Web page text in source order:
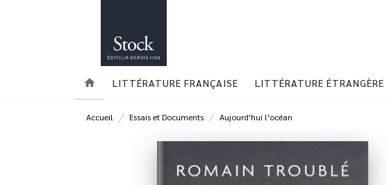
home LITTÉRATURE FRANÇAISE LITTÉRATURE ÉTRANGÈRE
Accueil / Essais et Documents / Aujourd'hui l'océan